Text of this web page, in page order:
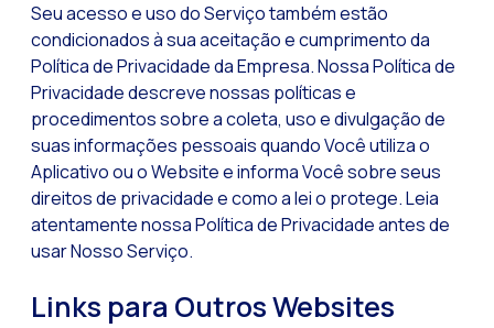
Somos Business
Você conhece o
Validação
Seu acesso e uso do Serviço também estão
condicionados à sua aceitação e cumprimento da
Política de Privacidade da Empresa. Nossa Política de
Privacidade descreve nossas políticas e
procedimentos sobre a coleta, uso e divulgação de
suas informações pessoais quando Você utiliza o
Aplicativo ou o Website e informa Você sobre seus
direitos de privacidade e como a lei o protege. Leia
atentamente nossa Política de Privacidade antes de
usar Nosso Serviço.
Links para Outros Websites